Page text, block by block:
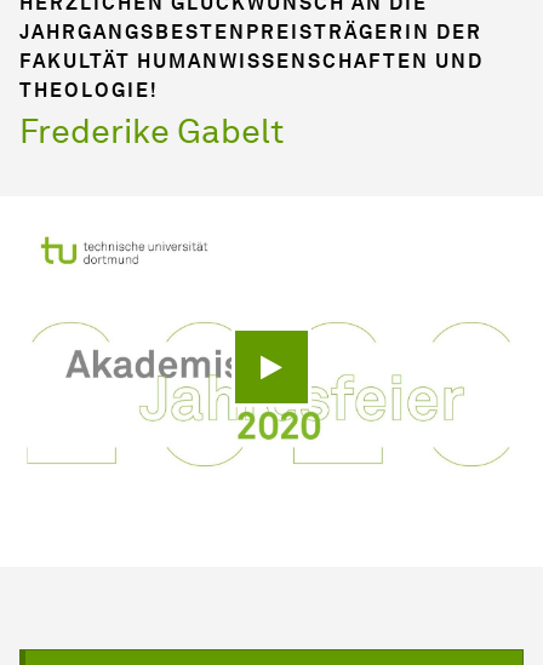
JAHRGANGSBESTENPREISTRÄGERIN DER
FAKULTÄT HUMANWISSENSCHAFTEN UND
THEOLOGIE!
Frederike Gabelt
Video abspielen